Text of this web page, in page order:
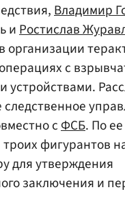
Владимир
иРостислав
организации
с
устройствами.
следственное
сФСБ. По
фигурантов
для утверждения
заключения и